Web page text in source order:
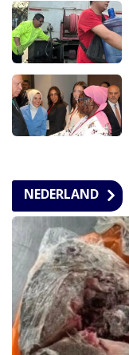
NEDERLAND